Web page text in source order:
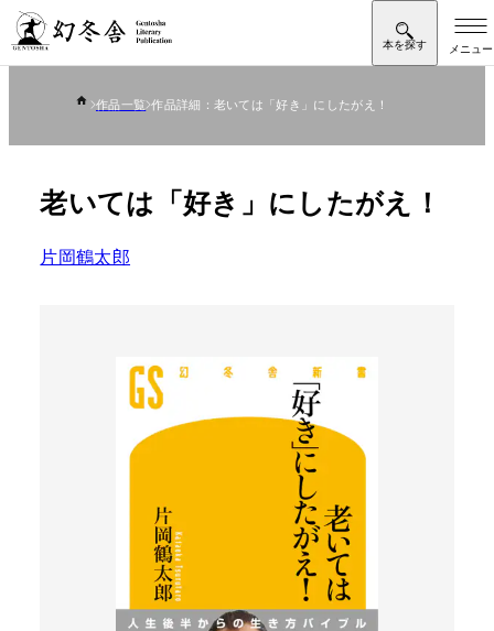
作品一覧 作品詳細：老いては「好き」にしたがえ！
老いては「好き」にしたがえ！
片岡鶴太郎